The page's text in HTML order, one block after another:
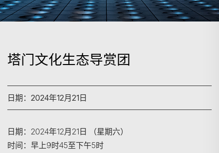
塔门文化生态导赏团
日期：2024年12月21日
日期：2024年12月21日 （星期六）
时间：早上9时45至下午5时